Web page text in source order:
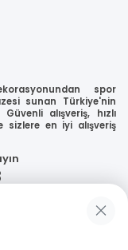
spor
sunan Türkiye'nin
alışveriş, hızlı
en iyi alışveriş